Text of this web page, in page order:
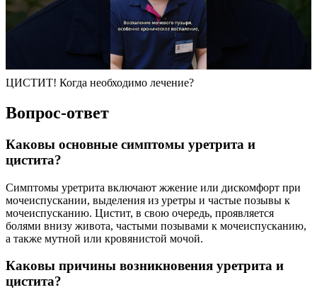
ЦИСТИТ! Когда необходимо лечение?
Вопрос-ответ
Каковы основные симптомы уретрита и
цистита?
Симптомы уретрита включают жжение или дискомфорт при
мочеиспускании, выделения из уретры и частые позывы к
мочеиспусканию. Цистит, в свою очередь, проявляется
болями внизу живота, частыми позывами к мочеиспусканию,
а также мутной или кровянистой мочой.
Каковы причины возникновения уретрита и
цистита?